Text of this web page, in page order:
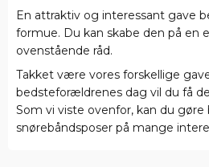
En attraktiv og interessant gave
formue. Du kan skabe den på en
ovenstående råd.
Takket være vores forskellige
bedsteforældrenes dag vil du få
Som vi viste ovenfor, kan du gøre
snørebåndsposer på mange